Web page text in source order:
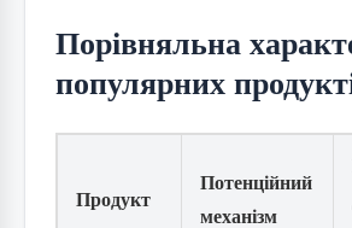
Порівняльна
популярних
Продукт
Потенційний
механізм